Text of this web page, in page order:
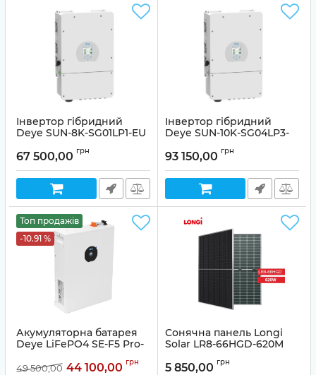
Інвертор гібридний
Deye SUN-8K-SG01LP1-EU
Артикул: 00000020437
67 500,00 грн
Інвертор гібридний
Deye SUN-10K-SG04LP3-
LV)
Артикул: 00000019535
93 150,00 грн
Топ продажів
-10.91 %
Акумуляторна батарея
Deye LiFePO4 SE-F5 Pro-
49 500,00 44 100,00 грн
Сонячна панель Longi
Solar LR8-66HGD-620M
5 850,00 грн